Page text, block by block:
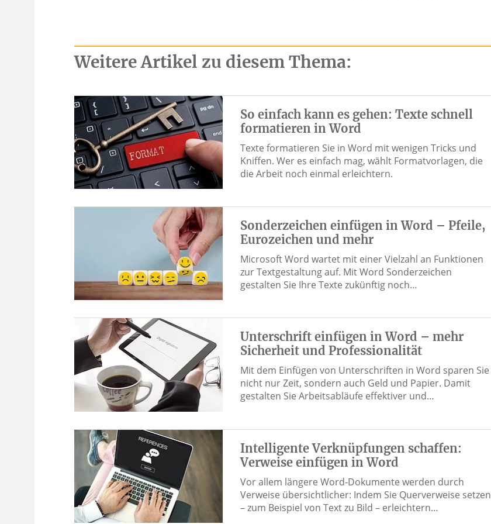
Weitere Artikel zu diesem Thema:
So einfach kann es gehen: Texte schnell
formatieren in Word
Texte formatieren Sie in Word mit wenigen Tricks und
Kniffen. Wer es einfach mag, wählt Formatvorlagen, die
die Arbeit noch einmal erleichtern.
Sonderzeichen einfügen in Word – Pfeile,
Eurozeichen und mehr
Microsoft Word wartet mit einer Vielzahl an Funktionen
zur Textgestaltung auf. Mit Word Sonderzeichen
gestalten Sie Ihre Texte zukünftig noch…
Unterschrift einfügen in Word – mehr
Sicherheit und Professionalität
Mit dem Einfügen von Unterschriften in Word sparen Sie
nicht nur Zeit, sondern auch Geld und Papier. Damit
gestalten Sie Arbeitsabläufe effektiver und…
Intelligente Verknüpfungen schaffen:
Verweise einfügen in Word
Vor allem längere Word-Dokumente werden durch
Verweise übersichtlicher: Indem Sie Querverweise setzen
– zum Beispiel von Text zu Bild – erleichtern…